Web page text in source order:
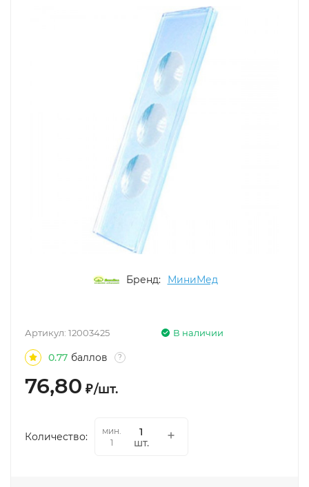
Бренд: МиниМед
В наличии
Артикул: 12003425
0.77 баллов ?
76,80 ₽/шт.
Количество:
мин.
1
шт.